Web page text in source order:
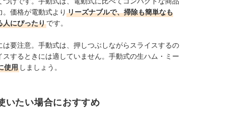
価格が電動式より リーズナブルで、掃除も簡単なも
人にぴったりです。
要注意。手動式は、押しつぶしながらスライスするの
するときには適していません。手動式の生ハム・ミー
使用 しましょう。
いたい場合におすすめ